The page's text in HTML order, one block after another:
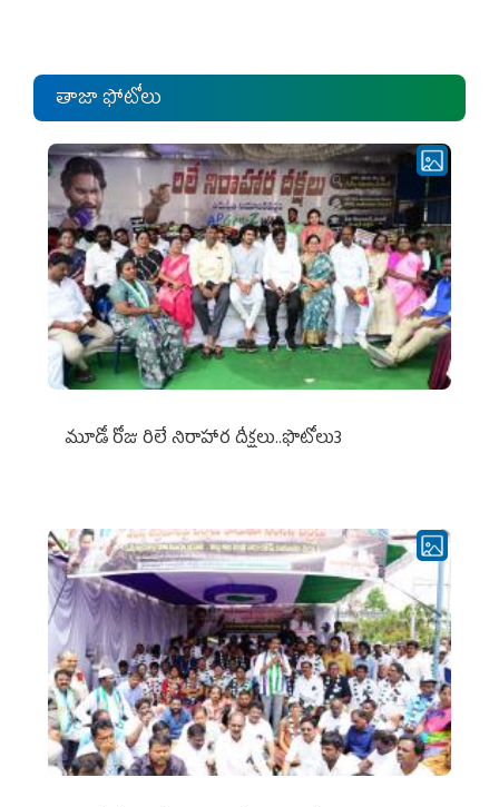
తాజా ఫోటోలు
మూడో రోజు రిలే నిరాహార దీక్షలు..ఫొటోలు3